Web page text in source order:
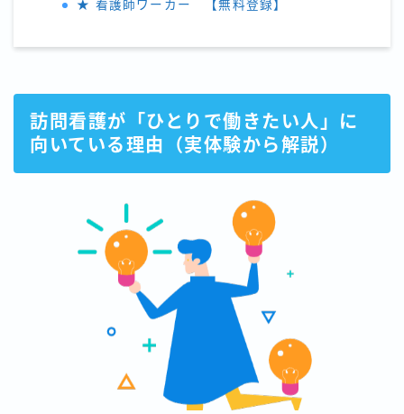
★ 看護師ワーカー 【無料登録】
訪問看護が「ひとりで働きたい人」に
向いている理由（実体験から解説）